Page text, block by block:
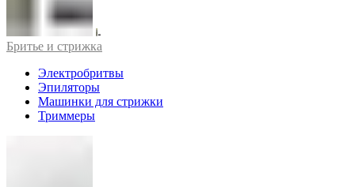
Бритье и стрижка
Электробритвы
Эпиляторы
Машинки для стрижки
Триммеры